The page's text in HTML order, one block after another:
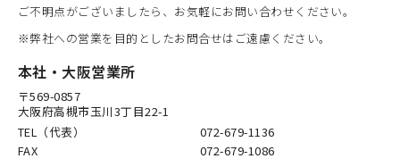
ご不明点がございましたら、お気軽にお問い合わせください。
※弊社への営業を目的としたお問合せはご遠慮ください。
本社・大阪営業所
〒569-0857
大阪府高槻市玉川3丁目22-1
TEL（代表）
072-679-1136
FAX
072-679-1086